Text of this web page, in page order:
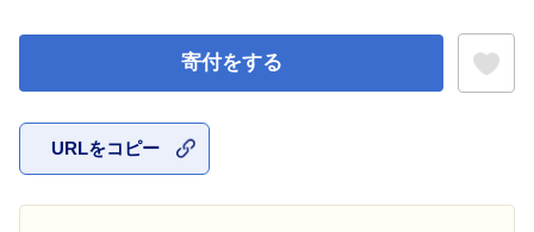
寄付をする
URLをコピー